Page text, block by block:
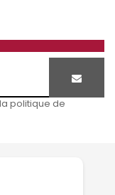
politique de